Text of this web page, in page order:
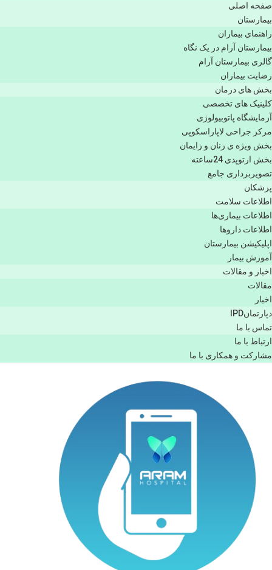
صفحه اصلی
بيمارستان
راهنماي بیماران
بیمارستان آرام در یک نگاه
گالری بیمارستان آرام
رضایت بیماران
بخش های درمان
کلینیک های تخصصی
آزمایشگاه پاتوبیولوژی
مرکز جراحی لاپاراسکوپی
بخش ویژه ی زنان و زایمان
بخش ارتوپدی 24ساعته
تصویربرداری جامع
پزشكان
اطلاعات سلامت
اطلاعات بیماری‌ها
اطلاعات دارو‌ها
اپليكيشن بيمارستان
آموزش بیمار
اخبار و مقالات
مقالات
اخبار
دپارتمانIPD
تماس با ما
ارتباط با ما
مشاركت و همكاری با ما